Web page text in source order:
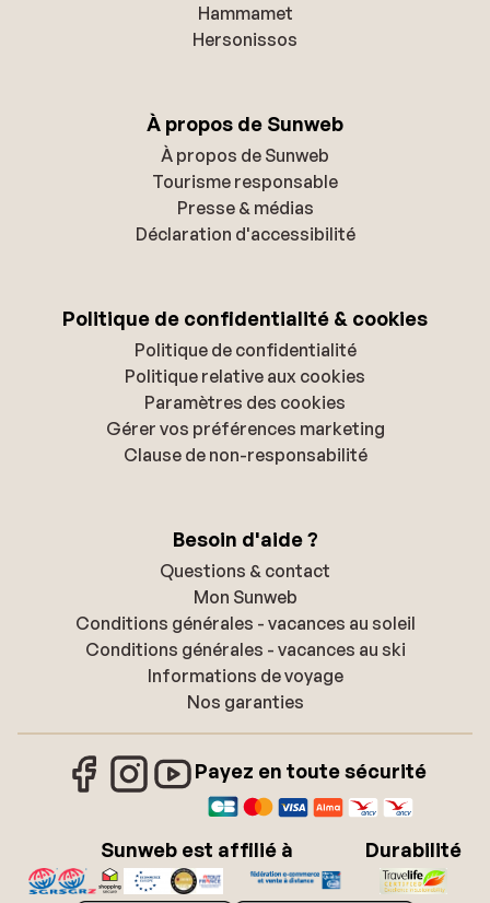
Hammamet
Hersonissos
À propos de Sunweb
À propos de Sunweb
Tourisme responsable
Presse & médias
Déclaration d'accessibilité
Politique de confidentialité & cookies
Politique de confidentialité
Politique relative aux cookies
Paramètres des cookies
Gérer vos préférences marketing
Clause de non-responsabilité
Besoin d'aide ?
Questions & contact
Mon Sunweb
Conditions générales - vacances au soleil
Conditions générales - vacances au ski
Informations de voyage
Nos garanties
Payez en toute sécurité
Sunweb est affilié à Durabilité